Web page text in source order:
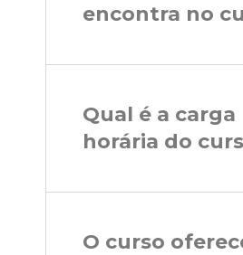
encontra no
Qual é a carga
horária do
O curso